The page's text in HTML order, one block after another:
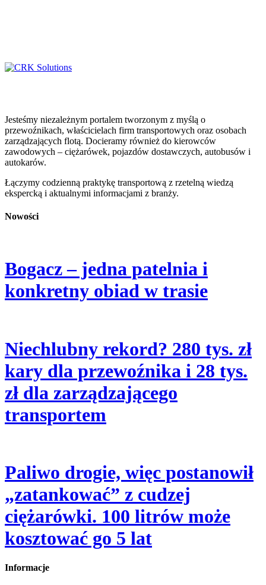
Jesteśmy niezależnym portalem tworzonym z myślą o
przewoźnikach, właścicielach firm transportowych oraz osobach
zarządzających flotą. Docieramy również do kierowców
zawodowych – ciężarówek, pojazdów dostawczych, autobusów i
autokarów.
Łączymy codzienną praktykę transportową z rzetelną wiedzą
ekspercką i aktualnymi informacjami z branży.
Nowości
Bogacz – jedna patelnia i
konkretny obiad w trasie
Niechlubny rekord? 280 tys. zł
kary dla przewoźnika i 28 tys.
zł dla zarządzającego
transportem
Paliwo drogie, więc postanowił
„zatankować” z cudzej
ciężarówki. 100 litrów może
kosztować go 5 lat
Informacje